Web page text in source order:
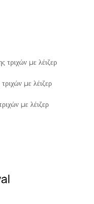
τριχών με λέιζερ
με λέιζερ
με λέιζερ